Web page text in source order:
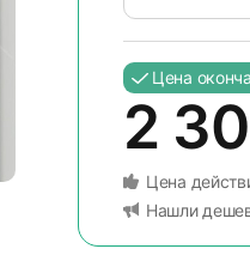
Цена
2
Цена
Нашли